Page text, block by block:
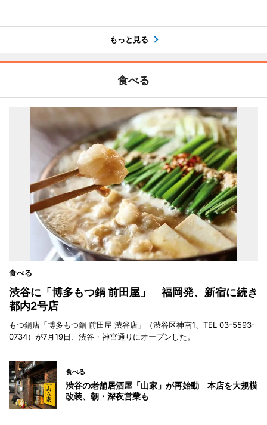
もっと見る
食べる
食べる
渋谷に「博多もつ鍋 前田屋」 福岡発、新宿に続き
都内2号店
もつ鍋店「博多もつ鍋 前田屋 渋谷店」（渋谷区神南1、TEL 03-5593-
0734）が7月19日、渋谷・神宮通りにオープンした。
食べる
渋谷の老舗居酒屋「山家」が再始動 本店を大規模
改装、朝・深夜営業も